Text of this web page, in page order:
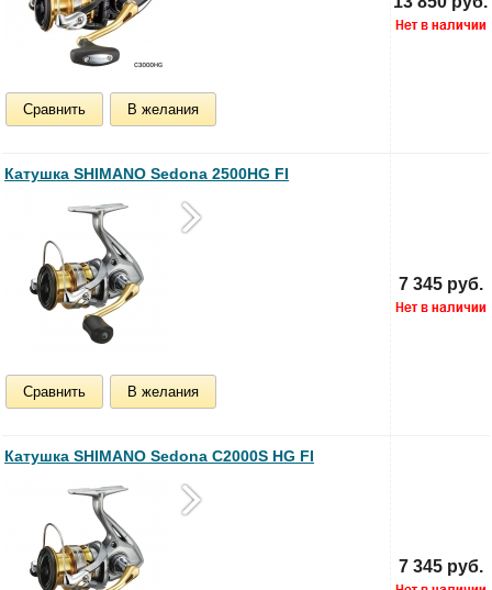
Сравнить В желания
Катушка SHIMANO Sedona 2500HG FI
Сравнить В желания
7 345 руб.
Катушка SHIMANO Sedona C2000S HG FI
7 345 руб.